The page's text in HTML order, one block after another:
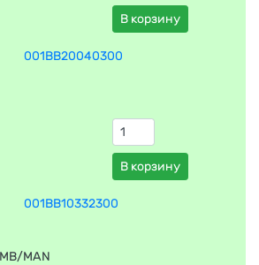
В корзину
001BB20040300
В корзину
001BB10332300
MAN